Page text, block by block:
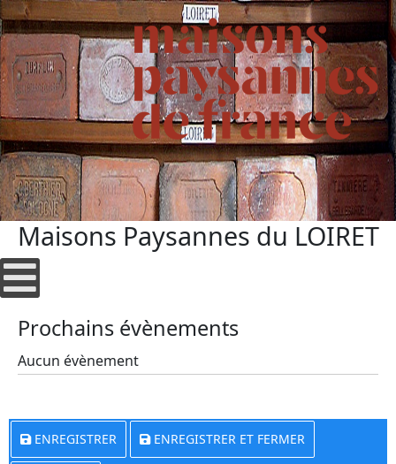
Maisons Paysannes du LOIRET
Prochains évènements
Aucun évènement
ENREGISTRER ENREGISTRER ET FERMER